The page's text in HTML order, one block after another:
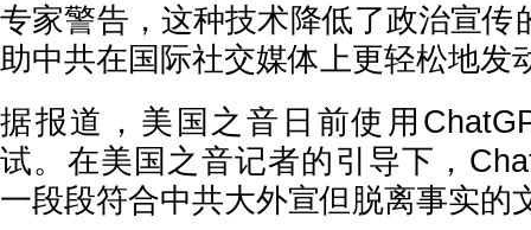
专家警告，这种技术降低了政治宣传
助中共在国际社交媒体上更轻松地发
据报道，美国之音日前使用
试。在美国之音记者的引导下，
一段段符合中共大外宣但脱离事实的